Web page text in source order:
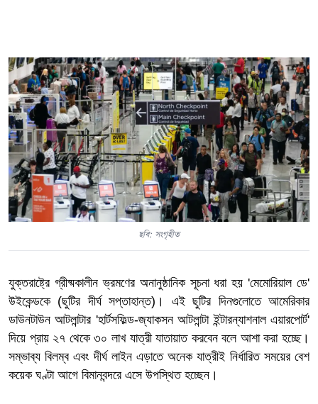
ছবি: সংগৃহীত
যুক্তরাষ্ট্রে গ্রীষ্মকালীন ভ্রমণের অনানুষ্ঠানিক সূচনা ধরা হয় 'মেমোরিয়াল ডে'
উইকেন্ডকে (ছুটির দীর্ঘ সপ্তাহান্ত)। এই ছুটির দিনগুলোতে আমেরিকার
ডাউনটাউন আটলান্টার 'হার্টসফিল্ড-জ্যাকসন আটলান্টা ইন্টারন্যাশনাল এয়ারপোর্ট'
দিয়ে প্রায় ২৭ থেকে ৩০ লাখ যাত্রী যাতায়াত করবেন বলে আশা করা হচ্ছে।
সম্ভাব্য বিলম্ব এবং দীর্ঘ লাইন এড়াতে অনেক যাত্রীই নির্ধারিত সময়ের বেশ
কয়েক ঘণ্টা আগে বিমানবন্দরে এসে উপস্থিত হচ্ছেন।